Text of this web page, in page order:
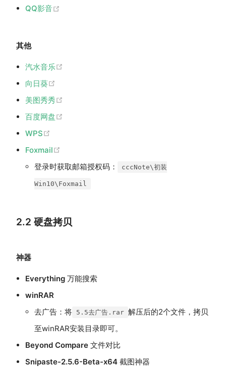
QQ影音
其他
汽水音乐
向日葵
美图秀秀
百度网盘
WPS
Foxmail
登录时获取邮箱授权码：
cccNote\初装
Win10\Foxmail
2.2 硬盘拷贝
神器
Everything 万能搜索
winRAR
去广告：将 5.5去广告.rar 解压后的2个文件，拷贝
至winRAR安装目录即可。
Beyond Compare 文件对比
Snipaste-2.5.6-Beta-x64 截图神器